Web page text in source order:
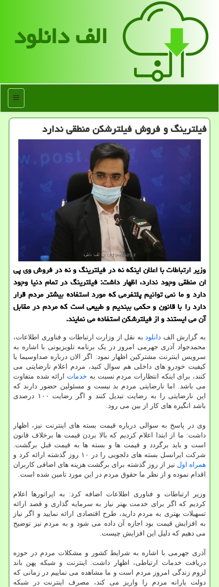
الف دانلود
منو
فیلترینگ و فروش فیلترشكن منطقی ندارد
وزیر ارتباطات با اعلان اینكه نه در فیلترینگ و نه در فروش وی پی
ان منطقی وجود ندارد، اظهار داشت: فیلترینگ در تمام دنیا وجود
دارد و ما نمی توانیم پلتفرمی كه مورد استفاده بیشتر مردم قرار
دارد را با قانون و حكمی ببندیم و طبیعی است كه مردم در مقابل
آن می ایستند و از فیلترشكن استفاده می نمایند.
به گزارش الف دانلودبه نقل از وزارت ارتباطات و فناوری اطلاعات،
محمدجواد آذری جهرمی امروز در یک برنامه تلویزیونی با اشاره به
سرویس اینترنت مشترکین اظهار نمود: اگر الان درباره صداوسیما یا
کیفیت خودرو های داخلی هم سوال کنید، مردم اعلام نارضایتی می
کنند، برای اینکه انتظارات مردم نسبت به خدمات ارائه شده متفاوت
می باشد. اما نارضایتی مردم بد نیست و مسئولین حضور دارند که
این نارضایتی را به رضایت تبدیل کنند و اگر رضایت ۱۰۰ درصدی
باشد انگیزه های کار از بین می رود.
وی در پاسخ به سوالی درباره قیمت بسته های اینترنت نیز، اظهار
داشت: ما از ابتدا اعلام کردیم که بالا بردن قیمت ها برخلاف قانون
است و باید برگردد و قیمت ها و بسته ها به قیمت قبل برگشت.
شرکت ایرانسل بسته های دلجویی را در ۱۰ روز گذشته ارائه کرد و
همراه اول نیز از روز گذشته برای برگشت هزینه های اضافی کاربران
اقدام نموده و از نظر ما حقوق مردم در این مورد تامین شده است.
وزیر ارتباطات و فناوری اطلاعات اضافه کرد: به اپراتورها اعلام
کردیم که اگر برای خدمت بهتر نیاز به سرمایه گذاری و قصد ارائه
تسهیلات بهتری به مردم دارید، طرح اقتصادی ارائه نمایید و اگر نیاز
به افزایش قیمت بود اجازه آن داده می شود و به مردم نیز توضیح
می دهیم که دلیل این افزایش چیست.
آذری جهرمی با اشاره به شرایط کشور و مشکلات مردم در حوزه
دریافت خدمات ارتباطی، اظهار داشت: اینترنت و شبکه پهن باند
لزوم زندگی امروز مردم است و ما مشاهده می نماییم در زمانی که
دولت یارانه مردم را واریز می کند، مصرف اینترنت در شبکه